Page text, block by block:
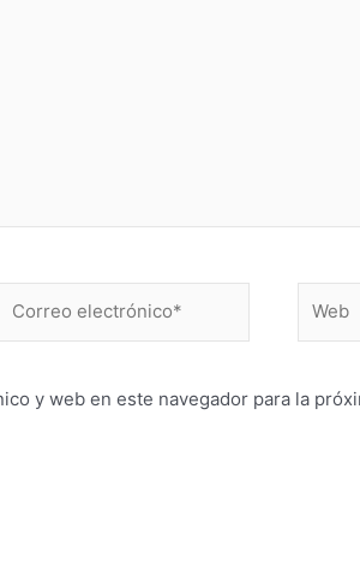
electrónico*
y web en este navegador para la